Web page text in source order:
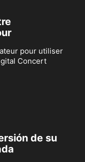
pour utiliser
Concert
de su